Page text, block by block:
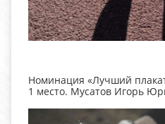
Номинация «Лучший
1 место. Мусатов Игорь